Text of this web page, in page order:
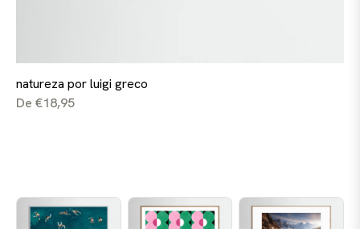
natureza por luigi greco
De €18,95